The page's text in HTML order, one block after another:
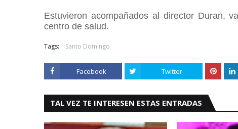
Estuvieron acompañados al director Duran,
centro de salud.
Tags: Santo Domingo
Facebook Twitter
TAL VEZ TE INTERESEN ESTAS ENTRADAS